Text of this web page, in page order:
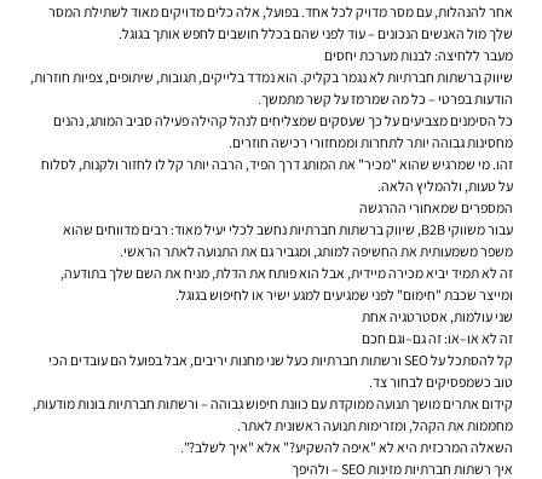
אחר להנהלות, עם מסר מדויק לכל אחד. בפועל, אלה כלים מדויקים מאוד לשתילת המסר
שלך מול האנשים הנכונים – עוד לפני שהם בכלל חושבים לחפש אותך בגוגל.
מעבר ללחיצה: לבנות מערכת יחסים
שיווק ברשתות חברתיות לא נגמר בקליק. הוא נמדד בלייקים, תגובות, שיתופים, צפיות חוזרות,
הודעות בפרטי – כל מה שמרמז על קשר מתמשך.
כל הסימנים מצביעים על כך שעסקים שמצליחים לנהל קהילה פעילה סביב המותג, נהנים
מחסינות גבוהה יותר לתחרות וממחזורי רכישה חוזרים.
זהו. מי שמרגיש שהוא "מכיר" את המותג דרך הפיד, הרבה יותר קל לו לחזור ולקנות, לסלוח
על טעות, ולהמליץ הלאה.
המספרים שמאחורי ההרגשה
עבור משווקי B2B, שיווק ברשתות חברתיות נחשב לכלי יעיל מאוד: רבים מדווחים שהוא
משפר משמעותית את החשיפה למותג, ומגביר גם את התנועה לאתר הראשי.
זה לא תמיד יביא מכירה מיידית, אבל הוא פותח את הדלת, מניח את השם שלך בתודעה,
ומייצר שכבת "חימום" לפני שמגיעים למגע ישיר או לחיפוש בגוגל.
שני עולמות, אסטרטגיה אחת
זה לא או–או: זה גם–וגם חכם
קל להסתכל על SEO ורשתות חברתיות כעל שני מחנות יריבים, אבל בפועל הם עובדים הכי
טוב כשמפסיקים לבחור צד.
קידום אתרים מושך תנועה ממוקדת עם כוונת חיפוש גבוהה – ורשתות חברתיות בונות מודעות,
מחממות את הקהל, ומזרימות תנועה ראשונית לאתר.
השאלה המרכזית היא לא "איפה להשקיע?" אלא "איך לשלב?".
איך רשתות חברתיות מזינות SEO – ולהיפך